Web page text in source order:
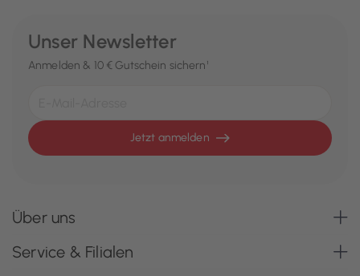
Unser Newsletter
Anmelden & 10 € Gutschein sichern¹
Jetzt anmelden
Über uns
Service & Filialen